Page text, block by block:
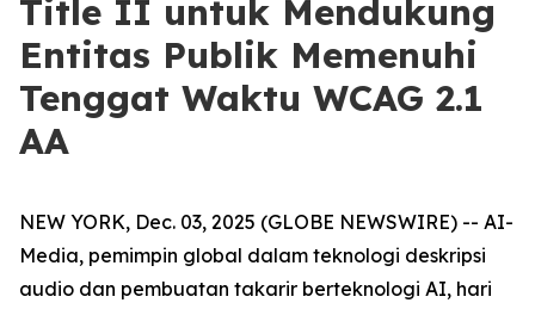
Title II untuk Mendukung
Entitas Publik Memenuhi
Tenggat Waktu WCAG 2.1
AA
NEW YORK, Dec. 03, 2025 (GLOBE NEWSWIRE) -- AI-
Media, pemimpin global dalam teknologi deskripsi
audio dan pembuatan takarir berteknologi AI, hari